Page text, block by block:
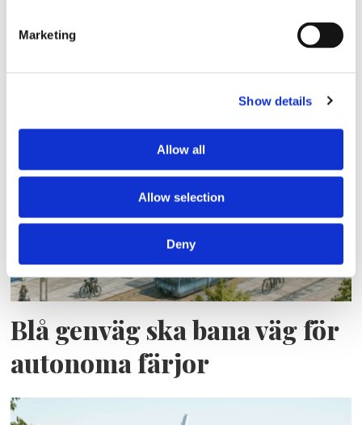
Marketing
Show details
Allow all
Allow selection
Deny
Lars ”Lasse” Fransén
Blå genväg ska bana väg för
autonoma färjor